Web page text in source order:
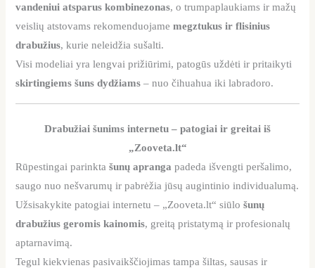
vandeniui atsparus kombinezonas, o trumpaplaukiams ir mažų
veislių atstovams rekomenduojamemegztukus ir flisinius
drabužius, kurie neleidžia sušalti.
Visi modeliai yra lengvai prižiūrimi, patogūs uždėti ir pritaikyti
skirtingiems šuns dydžiams – nuo čihuahua iki labradoro.
Drabužiai šunims internetu – patogiai ir greitai iš
„Zooveta.lt“
Rūpestingai parinktašunų apranga padeda išvengti peršalimo,
saugo nuo nešvarumų ir pabrėžia jūsų augintinio individualumą.
Užsisakykite patogiai internetu – „Zooveta.lt“ siūlošunų
drabužius geromis kainomis, greitą pristatymą ir profesionalų
aptarnavimą.
Tegul kiekvienas pasivaikščiojimas tampa šiltas, sausas ir